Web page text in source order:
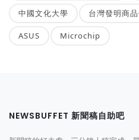
中國文化大學 台灣發明商
ASUS Microchip
NEWSBUFFET 新聞稿自助吧